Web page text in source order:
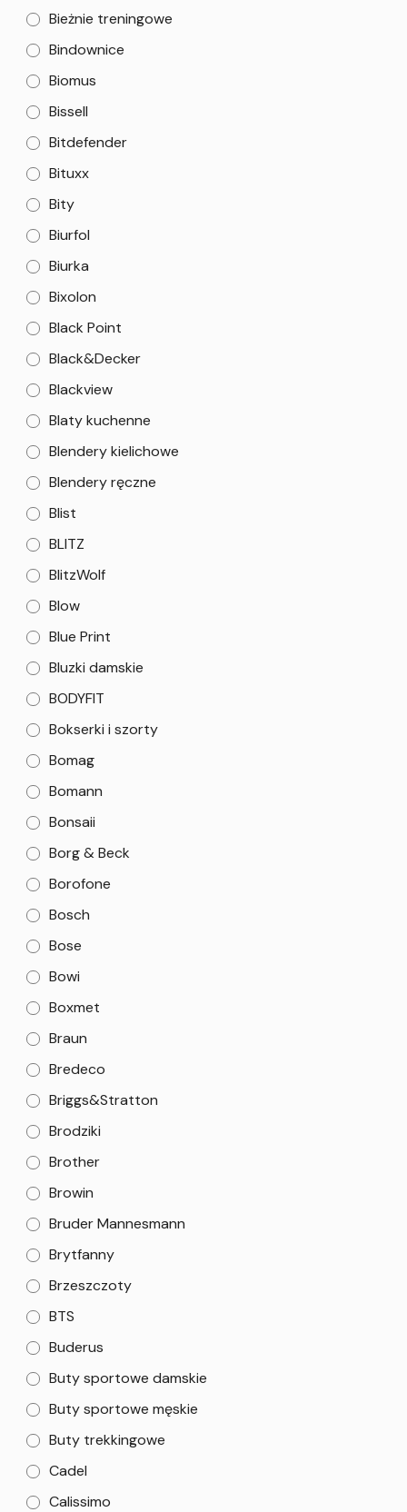
Bieżnie treningowe
Bindownice
Biomus
Bissell
Bitdefender
Bituxx
Bity
Biurfol
Biurka
Bixolon
Black Point
Black&Decker
Blackview
Blaty kuchenne
Blendery kielichowe
Blendery ręczne
Blist
BLITZ
BlitzWolf
Blow
Blue Print
Bluzki damskie
BODYFIT
Bokserki i szorty
Bomag
Bomann
Bonsaii
Borg & Beck
Borofone
Bosch
Bose
Bowi
Boxmet
Braun
Bredeco
Briggs&Stratton
Brodziki
Brother
Browin
Bruder Mannesmann
Brytfanny
Brzeszczoty
BTS
Buderus
Buty sportowe damskie
Buty sportowe męskie
Buty trekkingowe
Cadel
Calissimo